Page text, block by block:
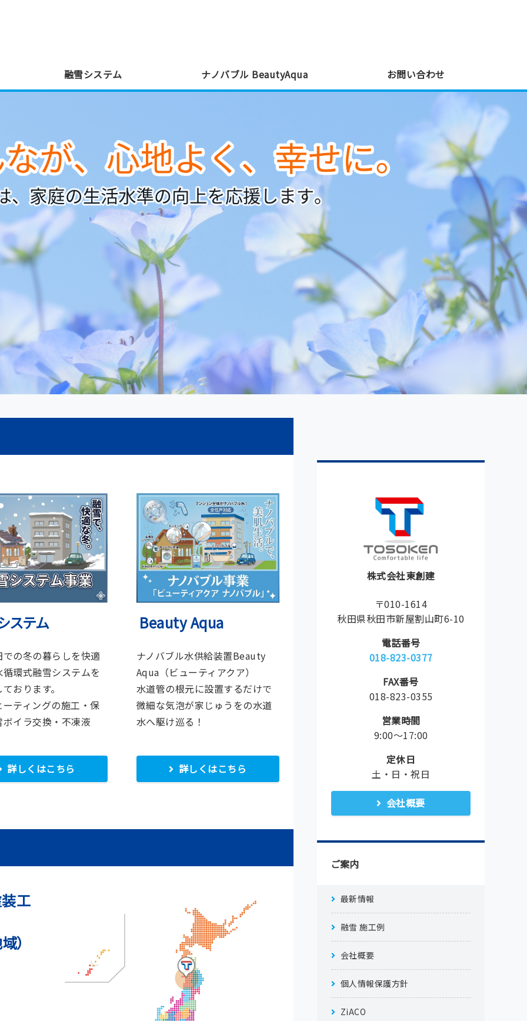
融雪システム ナノバブル BeautyAqua お問い合わせ
ステム
での冬の暮らしを快適
環式融雪システムを
おります。
ティングの施工・保
イラ交換・不凍液
詳しくはこちら
Beauty Aqua
ナノバブル水供給装置Beauty
Aqua（ビューティアクア）
水道管の根元に設置するだけで
微細な気泡が家じゅうをの水道
水へ駆け巡る！
詳しくはこちら
工
）
株式会社東創建
〒010-1614
秋田県秋田市新屋割山町6-10
電話番号
018-823-0377
FAX番号
018-823-0355
営業時間
9:00〜17:00
定休日
土・日・祝日
会社概要
ご案内
最新情報
融雪 施工例
会社概要
個人情報保護方針
ZiACO